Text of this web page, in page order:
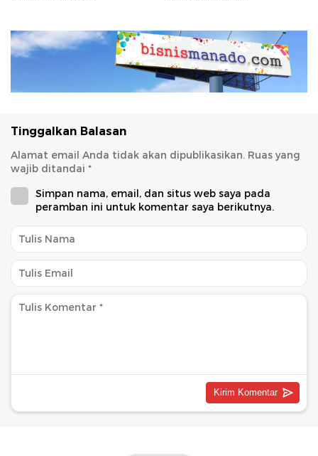
Tinggalkan Balasan
Alamat email Anda tidak akan dipublikasikan. Ruas yang
wajib ditandai *
Simpan nama, email, dan situs web saya pada
peramban ini untuk komentar saya berikutnya.